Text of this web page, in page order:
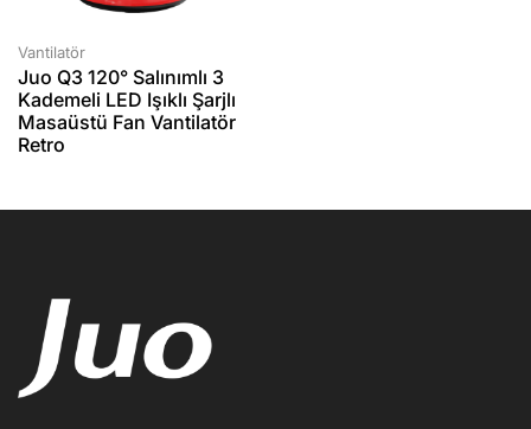
Vantilatör
Juo Q3 120° Salınımlı 3
Kademeli LED Işıklı Şarjlı
Masaüstü Fan Vantilatör
Retro